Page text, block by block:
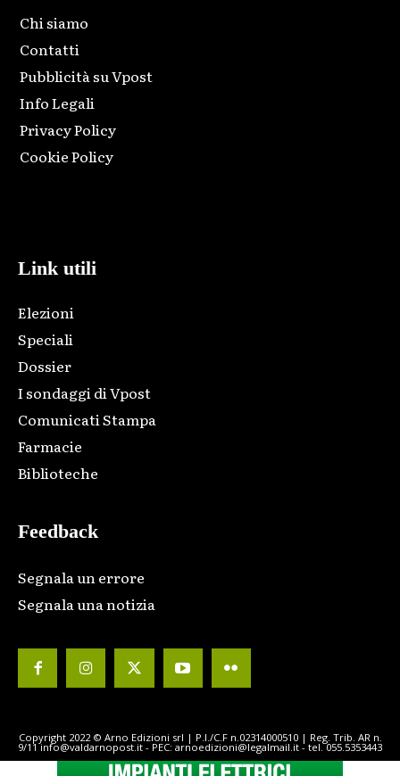
Chi siamo
Contatti
Pubblicità su Vpost
Info Legali
Privacy Policy
Cookie Policy
Link utili
Elezioni
Speciali
Dossier
I sondaggi di Vpost
Comunicati Stampa
Farmacie
Biblioteche
Feedback
Segnala un errore
Segnala una notizia
Copyright 2022 © Arno Edizioni srl | P.I./C.F n.02314000510 | Reg. Trib. AR n.
9/11 info@valdarnopost.it - PEC: arnoedizioni@legalmail.it - tel. 055.5353443